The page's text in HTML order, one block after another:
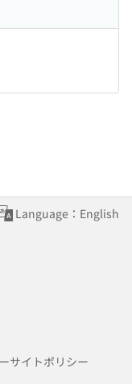
Language：English
サイトポリシー